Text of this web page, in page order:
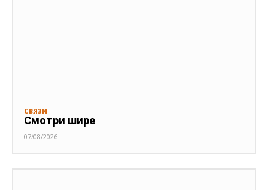
СВЯЗИ
Смотри шире
07/08/2026